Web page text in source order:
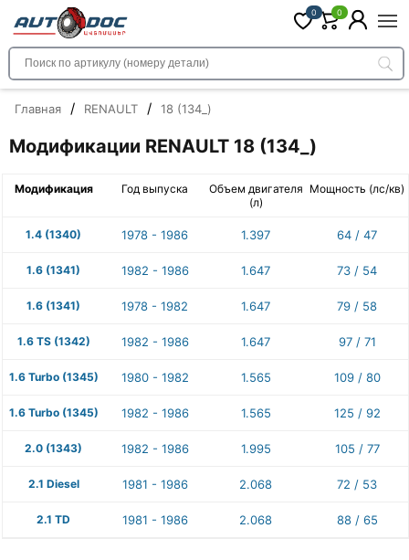
0 0
Главная / RENAULT / 18 (134_)
Модификации RENAULT 18 (134_)
Модификация Год выпуска
Объем двигателя
(л)
Мощность (лс/кв)
1.4 (1340) 1978 - 1986 1.397 64 / 47
1.6 (1341) 1982 - 1986 1.647 73 / 54
1.6 (1341) 1978 - 1982 1.647 79 / 58
1.6 TS (1342) 1982 - 1986 1.647 97 / 71
1.6 Turbo (1345) 1980 - 1982 1.565 109 / 80
1.6 Turbo (1345) 1982 - 1986 1.565 125 / 92
2.0 (1343) 1982 - 1986 1.995 105 / 77
2.1 Diesel 1981 - 1986 2.068 72 / 53
2.1 TD 1981 - 1986 2.068 88 / 65